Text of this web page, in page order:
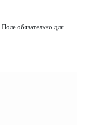
Поле обязательно для